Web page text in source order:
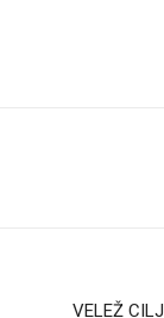
VELEŽ